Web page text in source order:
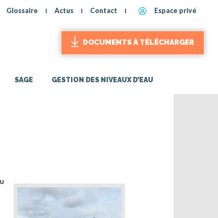
Glossaire Actus Contact Espace privé
DOCUMENTS À TÉLÉCHARGER
SAGE GESTION DES NIVEAUX D’EAU